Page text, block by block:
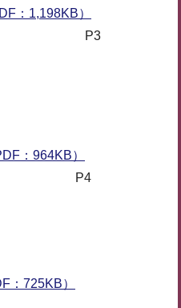
：1,198KB）
：964KB）
P3
：725KB）
P4